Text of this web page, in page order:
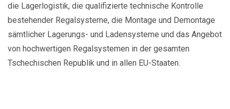
die Lagerlogistik, die qualifizierte technische Kontrolle
bestehender Regalsysteme, die Montage und Demontage
sämtlicher Lagerungs- und Ladensysteme und das Angebot
von hochwertigen Regalsystemen in der gesamten
Tschechischen Republik und in allen EU-Staaten.